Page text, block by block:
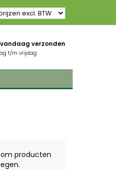
verzonden
t/m vrijdag
om producten